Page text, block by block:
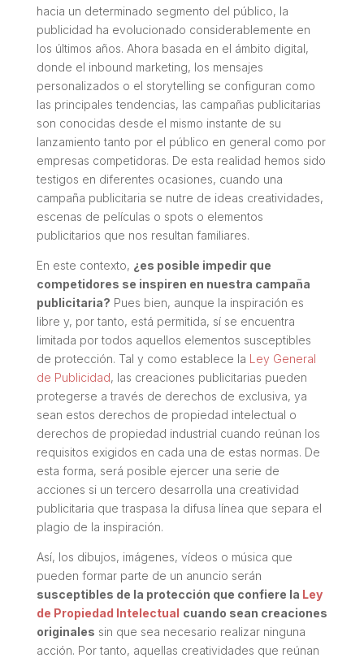
hacia un determinado segmento del público, la
publicidad ha evolucionado considerablemente en
los últimos años. Ahora basada en el ámbito digital,
donde el inbound marketing, los mensajes
personalizados o el storytelling se configuran como
las principales tendencias, las campañas publicitarias
son conocidas desde el mismo instante de su
lanzamiento tanto por el público en general como por
empresas competidoras. De esta realidad hemos sido
testigos en diferentes ocasiones, cuando una
campaña publicitaria se nutre de ideas creatividades,
escenas de películas o spots o elementos
publicitarios que nos resultan familiares.
En este contexto, ¿es posible impedir que
competidores se inspiren en nuestra campaña
publicitaria? Pues bien, aunque la inspiración es
libre y, por tanto, está permitida, sí se encuentra
limitada por todos aquellos elementos susceptibles
de protección. Tal y como establece la Ley General
de Publicidad, las creaciones publicitarias pueden
protegerse a través de derechos de exclusiva, ya
sean estos derechos de propiedad intelectual o
derechos de propiedad industrial cuando reúnan los
requisitos exigidos en cada una de estas normas. De
esta forma, será posible ejercer una serie de
acciones si un tercero desarrolla una creatividad
publicitaria que traspasa la difusa línea que separa el
plagio de la inspiración.
Así, los dibujos, imágenes, vídeos o música que
pueden formar parte de un anuncio serán
susceptibles de la protección que confiere la Ley
de Propiedad Intelectual cuando sean creaciones
originales sin que sea necesario realizar ninguna
acción. Por tanto, aquellas creatividades que reúnan